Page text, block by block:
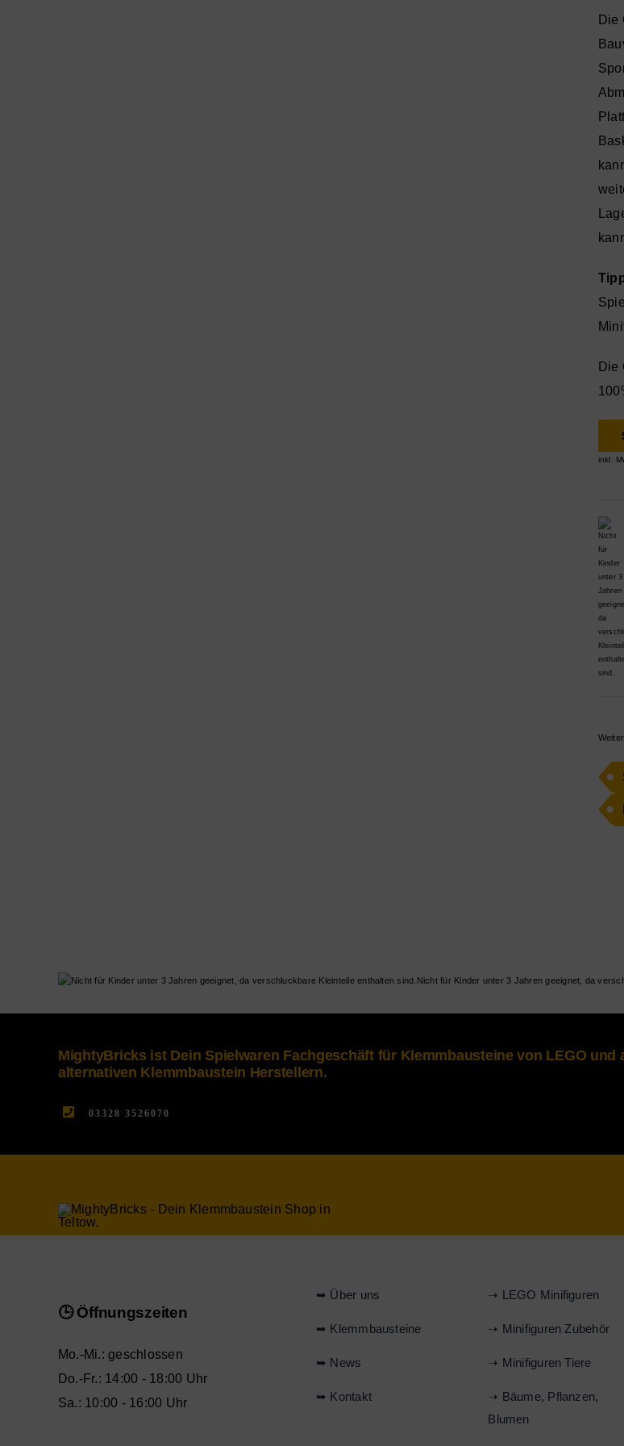
Die
Die
inkl.
Nicht für Kinder unter 3 Jahren geeignet, da
MightyBricks ist Dein Spielwaren Fachgeschäft für Klemmbausteine von LEGO und
alternativen Klemmbaustein Herstellern.
03328 3526070
🕒 Öffnungszeiten
Mo.-Mi.: geschlossen
Do.-Fr.: 14:00 - 18:00 Uhr
Sa.: 10:00 - 16:00 Uhr
➥ Über uns
➥ Klemmbausteine
➥ News
➥ Kontakt
➝ LEGO Minifiguren
➝ Minifiguren Zubehör
➝ Minifiguren Tiere
➝ Bäume, Pflanzen,
Blumen